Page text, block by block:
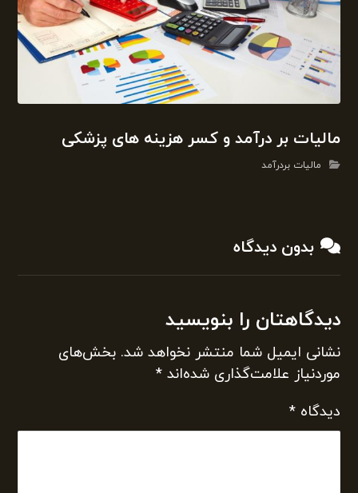
مالیات بر درآمد و کسر هزینه های پزشکی
مالیات بردرآمد
بدون دیدگاه
دیدگاهتان را بنویسید
نشانی ایمیل شما منتشر نخواهد شد. بخش‌های
موردنیاز علامت‌گذاری شده‌اند*
دیدگاه*